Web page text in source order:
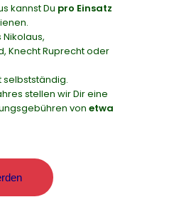
kannst Du pro Einsatz
Knecht Ruprecht oder
selbstständig.
stellen wir Dir eine
von etwa